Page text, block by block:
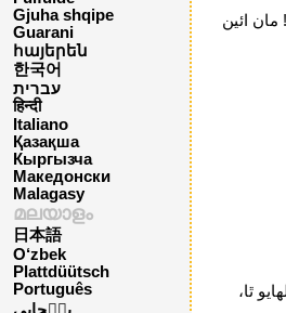
Gjuha shqipe
Guarani
հայերեն
한국어
עברית
हिन्दी
Italiano
Қазақша
Кыргызча
Македонски
Malagasy
മലയാളം
日本語
O‘zbek
Plattdüütsch
Português
ائين
ٿا،